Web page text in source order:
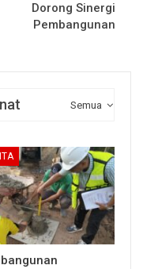
Dorong Sinergi
Pembangunan
Semua